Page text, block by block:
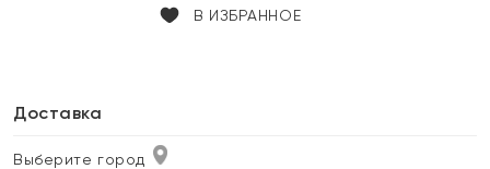
В ИЗБРАННОЕ
Доставка
Выберите город